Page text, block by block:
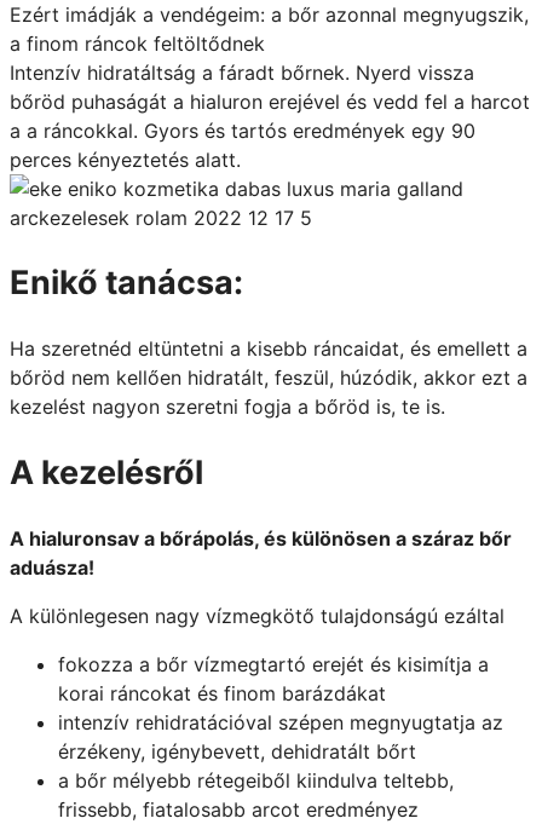
Ezért imádják a vendégeim: a bőr azonnal megnyugszik,
a finom ráncok feltöltődnek
Intenzív hidratáltság a fáradt bőrnek. Nyerd vissza
bőröd puhaságát a hialuron erejével és vedd fel a harcot
a a ráncokkal. Gyors és tartós eredmények egy 90
perces kényeztetés alatt.
Enikő tanácsa:
Ha szeretnéd eltüntetni a kisebb ráncaidat, és emellett a
bőröd nem kellően hidratált, feszül, húzódik, akkor ezt a
kezelést nagyon szeretni fogja a bőröd is, te is.
A kezelésről
A hialuronsav a bőrápolás, és különösen a száraz bőr
aduásza!
A különlegesen nagy vízmegkötő tulajdonságú ezáltal
fokozza a bőr vízmegtartó erejét és kisimítja a
korai ráncokat és finom barázdákat
intenzív rehidratációval szépen megnyugtatja az
érzékeny, igénybevett, dehidratált bőrt
a bőr mélyebb rétegeiből kiindulva teltebb,
frissebb, fiatalosabb arcot eredményez